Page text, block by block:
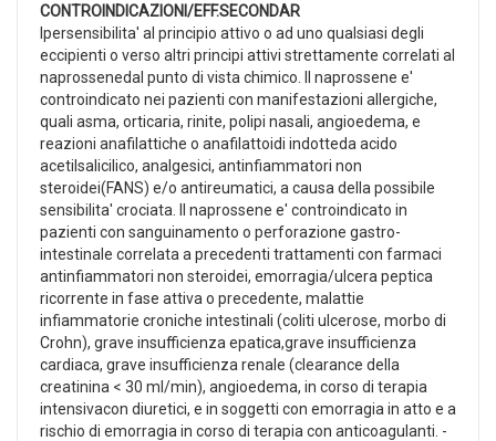
CONTROINDICAZIONI/EFF.SECONDAR
Ipersensibilita' al principio attivo o ad uno qualsiasi degli
eccipienti o verso altri principi attivi strettamente correlati al
naprossenedal punto di vista chimico. Il naprossene e'
controindicato nei pazienti con manifestazioni allergiche,
quali asma, orticaria, rinite, polipi nasali, angioedema, e
reazioni anafilattiche o anafilattoidi indotteda acido
acetilsalicilico, analgesici, antinfiammatori non
steroidei(FANS) e/o antireumatici, a causa della possibile
sensibilita' crociata. Il naprossene e' controindicato in
pazienti con sanguinamento o perforazione gastro-
intestinale correlata a precedenti trattamenti con farmaci
antinfiammatori non steroidei, emorragia/ulcera peptica
ricorrente in fase attiva o precedente, malattie
infiammatorie croniche intestinali (coliti ulcerose, morbo di
Crohn), grave insufficienza epatica,grave insufficienza
cardiaca, grave insufficienza renale (clearance della
creatinina < 30 ml/min), angioedema, in corso di terapia
intensivacon diuretici, e in soggetti con emorragia in atto e a
rischio di emorragia in corso di terapia con anticoagulanti. -